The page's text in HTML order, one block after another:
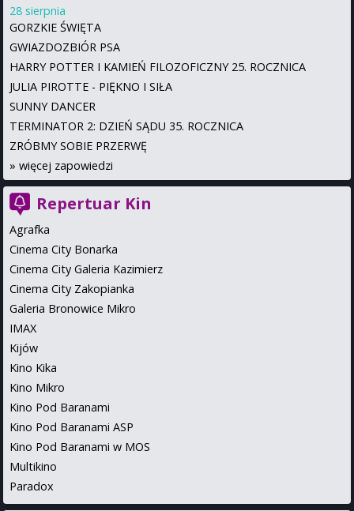
28 sierpnia
GORZKIE ŚWIĘTA
GWIAZDOZBIÓR PSA
HARRY POTTER I KAMIEŃ FILOZOFICZNY 25. ROCZNICA
JULIA PIROTTE - PIĘKNO I SIŁA
SUNNY DANCER
TERMINATOR 2: DZIEŃ SĄDU 35. ROCZNICA
ZRÓBMY SOBIE PRZERWĘ
» więcej zapowiedzi
Repertuar Kin
Agrafka
Cinema City Bonarka
Cinema City Galeria Kazimierz
Cinema City Zakopianka
Galeria Bronowice Mikro
IMAX
Kijów
Kino Kika
Kino Mikro
Kino Pod Baranami
Kino Pod Baranami ASP
Kino Pod Baranami w MOS
Multikino
Paradox